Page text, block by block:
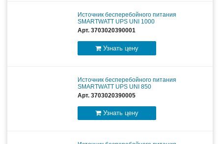
Источник бесперебойного питания
SMARTWATT UPS UNI 1000
Арт. 3703020390001
Узнать цену
Источник бесперебойного питания
SMARTWATT UPS UNI 850
Арт. 3703020390005
Узнать цену